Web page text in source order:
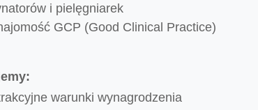
i pielęgniarek
GCP (Good Clinical Practice)
warunki wynagrodzenia